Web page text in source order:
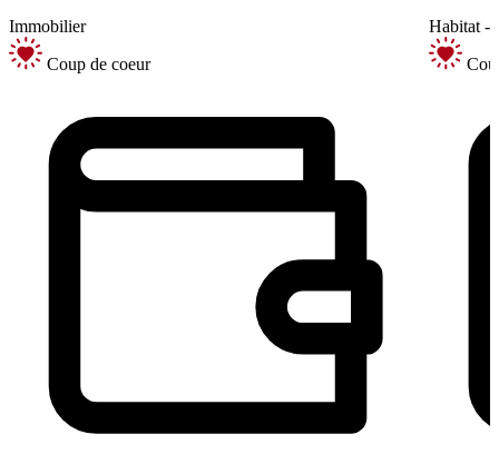
Immobilier
Coup de coeur
Habitat -